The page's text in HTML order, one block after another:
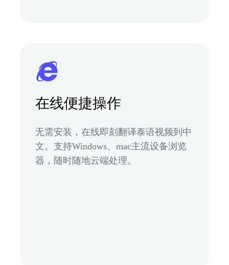
在线便捷操作
无需安装，在线即刻翻译泰语视频到中
文。支持Windows、mac主流设备浏览
器，随时随地云端处理。